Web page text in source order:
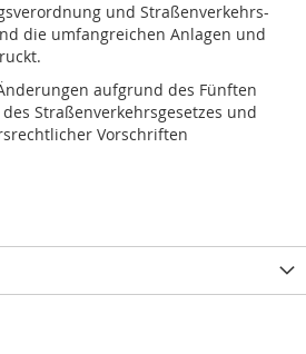
und Straßenverkehrs-
die umfangreichen Anlagen und
aufgrund des Fünften
Straßenverkehrsgesetzes und
Vorschriften